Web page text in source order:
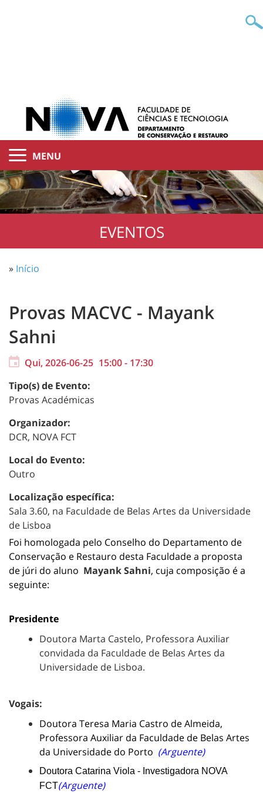
MENU
EVENTOS
» Início
Provas MACVC - Mayank
Sahni
Qui, 2026-06-25 15:00- 17:30
Tipo(s) de Evento:
Provas Académicas
Organizador:
DCR, NOVA FCT
Local do Evento:
Outro
Localização específica:
Sala 3.60, na Faculdade de Belas Artes da Universidade
de Lisboa
Foi homologada pelo Conselho do Departamento de
Conservação e Restauro desta Faculdade a proposta
de júri do aluno Mayank Sahni, cuja composição é a
seguinte:
Presidente
Doutora Marta Castelo, Professora Auxiliar
convidada da Faculdade de Belas Artes da
Universidade de Lisboa.
Vogais:
Doutora Teresa Maria Castro de Almeida,
Professora Auxiliar da Faculdade de Belas Artes
da Universidade do Porto (Arguente)
Doutora Catarina Viola - Investigadora NOVA
FCT(Arguente)